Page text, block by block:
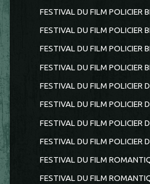
FESTIVAL DU FILM POLICIER
FESTIVAL DU FILM POLICIER
FESTIVAL DU FILM POLICIER
FESTIVAL DU FILM POLICIER
FESTIVAL DU FILM POLICIER
FESTIVAL DU FILM POLICIER
FESTIVAL DU FILM POLICIER
FESTIVAL DU FILM POLICIER
FESTIVAL DU FILM
FESTIVAL DU FILM